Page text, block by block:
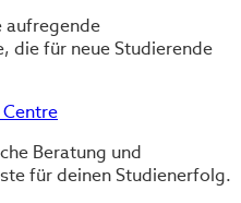
aufregende
die für neue Studierende
Centre
Beratung und
für deinen Studienerfolg.